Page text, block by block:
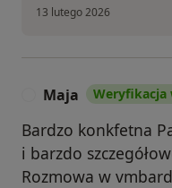
13 lutego 2026
Maja Weryfikacja
Bardzo konkfetna
i barzdo
Rozmowa w